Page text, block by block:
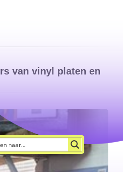
van vinyl platen en